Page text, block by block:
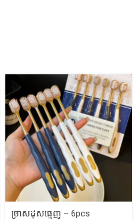
ច្រាសដុសធ្មេញ – 6pcs